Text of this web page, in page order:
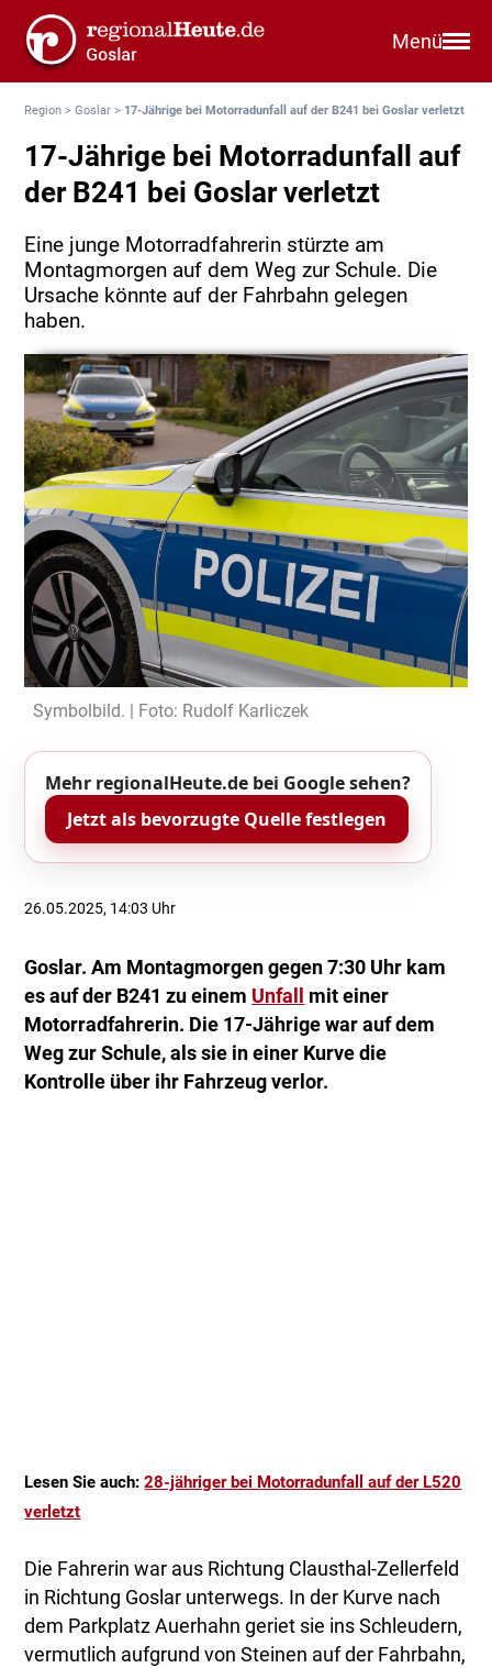
Menü
Region >Goslar > 17-Jährige bei Motorradunfall auf der B241 bei Goslar verletzt
17-Jährige bei Motorradunfall auf
der B241 bei Goslar verletzt
Eine junge Motorradfahrerin stürzte am
Montagmorgen auf dem Weg zur Schule. Die
Ursache könnte auf der Fahrbahn gelegen
haben.
Symbolbild. | Foto: Rudolf Karliczek
Mehr regionalHeute.de bei Google sehen?
Jetzt als bevorzugte Quelle festlegen
26.05.2025, 14:03 Uhr
Goslar. Am Montagmorgen gegen 7:30 Uhr kam
es auf der B241 zu einem Unfall
mit einer
Motorradfahrerin. Die 17-Jährige war auf dem
Weg zur Schule, als sie in einer Kurve die
Kontrolle über ihr Fahrzeug verlor.
Lesen Sie auch:28-jähriger bei Motorradunfall auf der L520
verletzt
Die Fahrerin war aus Richtung Clausthal-Zellerfeld
in Richtung Goslar unterwegs. In der Kurve nach
dem Parkplatz Auerhahn geriet sie ins Schleudern,
vermutlich aufgrund von Steinen auf der Fahrbahn,